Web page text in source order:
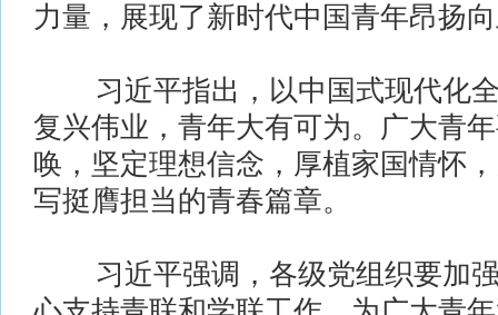
力量，展现了新时代中国青年昂扬
习近平指出，以中国式现代化全
复兴伟业，青年大有可为。广大青
唤，坚定理想信念，厚植家国情怀
写挺膺担当的青春篇章。
习近平强调，各级党组织要加强